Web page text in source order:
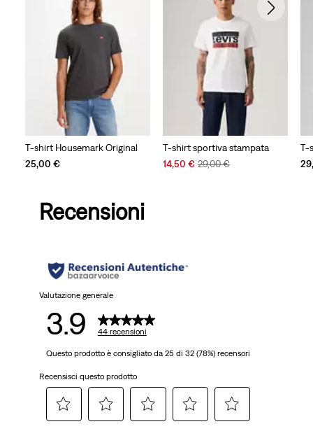
T-shirt Housemark Original
25,00 €
T-shirt sportiva stampata
Sale
14,50 € Original
29,00 €
T-
Recensioni
Valutazione generale
3.9 44 recensioni
Questo prodotto è consigliato da 25 di 32 (78%) recensori
Recensisci questo prodotto